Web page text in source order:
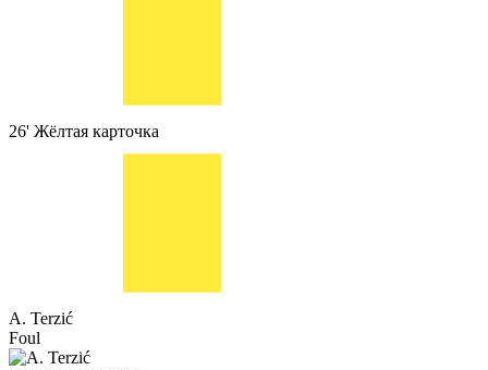
26' Жёлтая карточка
A. Terzić
Foul